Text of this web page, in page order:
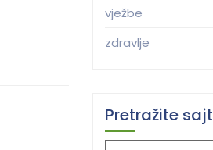
vježbe
zdravlje
Pretražite sajt